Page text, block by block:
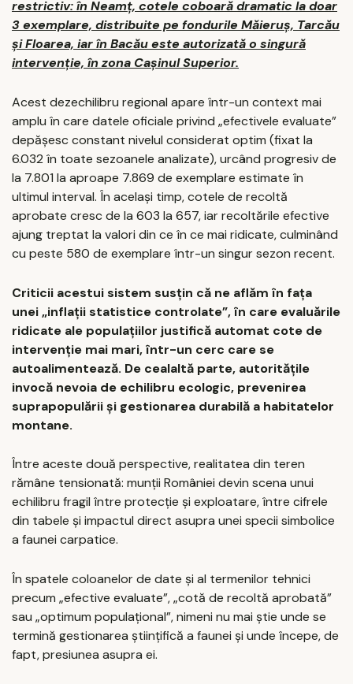
restrictiv: în Neamț, cotele coboară dramatic la doar
3 exemplare, distribuite pe fondurile Măieruș, Tarcău
și Floarea, iar în Bacău este autorizată o singură
intervenție, în zona Cașinul Superior.
Acest dezechilibru regional apare într-un context mai
amplu în care datele oficiale privind „efectivele evaluate”
depășesc constant nivelul considerat optim (fixat la
6.032 în toate sezoanele analizate), urcând progresiv de
la 7.801 la aproape 7.869 de exemplare estimate în
ultimul interval. În același timp, cotele de recoltă
aprobate cresc de la 603 la 657, iar recoltările efective
ajung treptat la valori din ce în ce mai ridicate, culminând
cu peste 580 de exemplare într-un singur sezon recent.
Criticii acestui sistem susțin că ne aflăm în fața
unei „inflații statistice controlate”, în care evaluările
ridicate ale populațiilor justifică automat cote de
intervenție mai mari, într-un cerc care se
autoalimentează. De cealaltă parte, autoritățile
invocă nevoia de echilibru ecologic, prevenirea
suprapopulării și gestionarea durabilă a habitatelor
montane.
Între aceste două perspective, realitatea din teren
rămâne tensionată: munții României devin scena unui
echilibru fragil între protecție și exploatare, între cifrele
din tabele și impactul direct asupra unei specii simbolice
a faunei carpatice.
În spatele coloanelor de date și al termenilor tehnici
precum „efective evaluate”, „cotă de recoltă aprobată”
sau „optimum populațional”, nimeni nu mai știe unde se
termină gestionarea științifică a faunei și unde începe, de
fapt, presiunea asupra ei.